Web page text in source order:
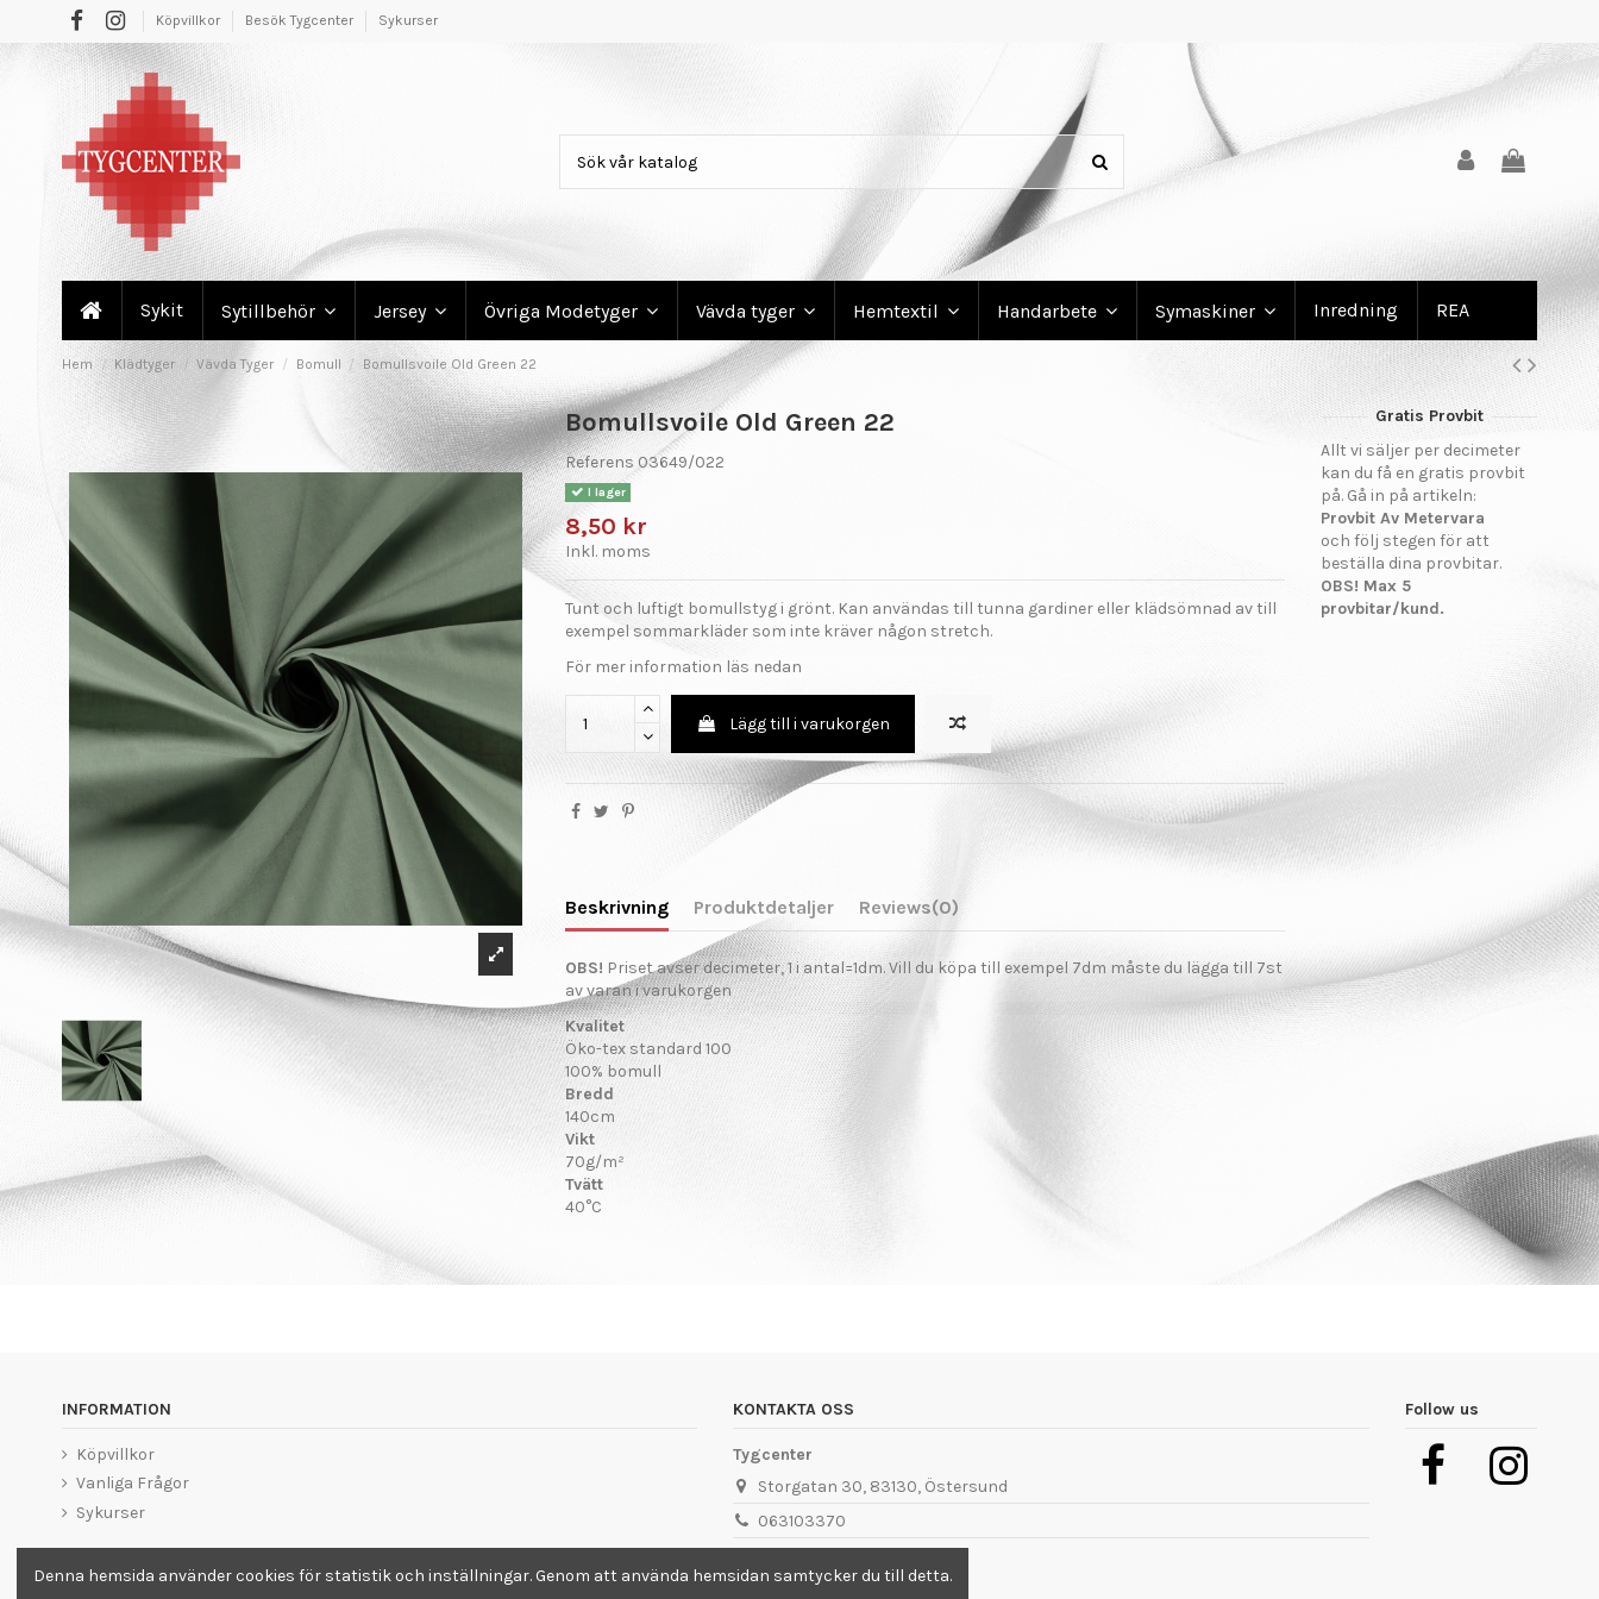
Köpvillkor Besök Tygcenter Sykurser
Sykit Sytillbehör Jersey Övriga Modetyger Vävda tyger Hemtextil Handarbete Symaskiner Inredning REA
Hem Klädtyger Vävda Tyger Bomull Bomullsvoile Old Green 22
Bomullsvoile Old Green 22
Referens 03649/022
I lager
8,50 kr
Inkl. moms
Tunt och luftigt bomullstyg i grönt. Kan användas till tunna gardiner eller klädsömnad av till
exempel sommarkläder som inte kräver någon stretch.
För mer information läs nedan
Lägg till i varukorgen
Beskrivning Produktdetaljer Reviews(0)
OBS! Priset avser decimeter, 1 i antal=1dm. Vill du köpa till exempel 7dm måste du lägga till 7st
av varan i varukorgen
Kvalitet
Öko-tex standard 100
100% bomull
Bredd
140cm
Vikt
70g/m²
Tvätt
40°C
Gratis Provbit
Allt vi säljer per decimeter
kan du få en gratis provbit
på. Gå in på artikeln:
Provbit Av Metervara
och följ stegen för att
beställa dina provbitar.
OBS! Max 5
provbitar/kund.
INFORMATION
Köpvillkor
Vanliga Frågor
Sykurser
KONTAKTA OSS
Tygcenter
Storgatan 30, 83130, Östersund
063103370
Follow us
Denna hemsida använder cookies för statistik och inställningar. Genom att använda hemsidan samtycker du till detta.